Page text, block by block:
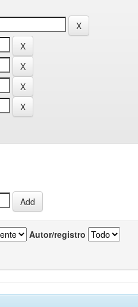
Autor/registro